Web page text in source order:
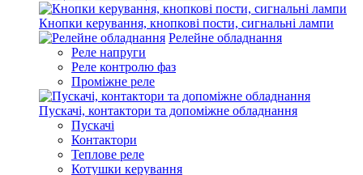
Кнопки керування, кнопкові пости, сигнальні лампи
Релейне обладнання
Реле напруги
Реле контролю фаз
Проміжне реле
Пускачі, контактори та допоміжне обладнання
Пускачі
Контактори
Теплове реле
Котушки керування